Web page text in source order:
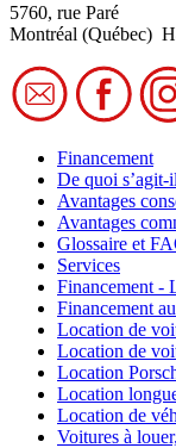
5760, rue Paré
Montréal (Québec)
Financement
De quoi s’agit-
Avantages
Avantages
Glossaire et
Services
Financement -
Financement
Location de
Location de
Location
Location
Location de
Voitures à